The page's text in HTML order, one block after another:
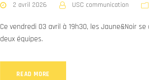
2 avril 2026 USC communication
Ce vendredi 03 avril à 19h30, les Jaune&Noir
deux équipes.
READ MORE